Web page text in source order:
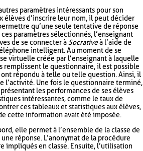
paramètres intéressants pour son
élèves d’inscrire leur nom, il peut décider
qu’une seule tentative de réponse
paramètres sélectionnés, l’enseignant
de se connecter àSocrativeà l’aide de
intelligent. Au moment de se
virtuelle créée par l’enseignant à laquelle
le questionnaire, il est possible
répondu à telle ou telle question. Ainsi, il
l’activité. Une fois le questionnaire terminé,
les performances de ses élèves
intéressantes, comme le taux de
ces tableaux et statistiques aux élèves,
cette information avait été imposée.
elle permet à l’ensemble de la classe de
réponse. L’anonymat de la procédure
impliqués en classe. Ensuite, l’utilisation